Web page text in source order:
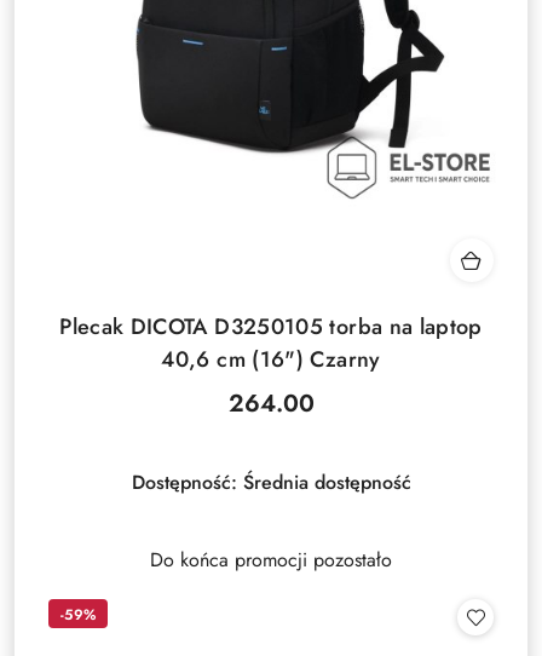
Plecak DICOTA D3250105 torba na laptop
40,6 cm (16") Czarny
Cena:
264.00
Dostępność: Średnia dostępność
Do końca promocji pozostało
-59%